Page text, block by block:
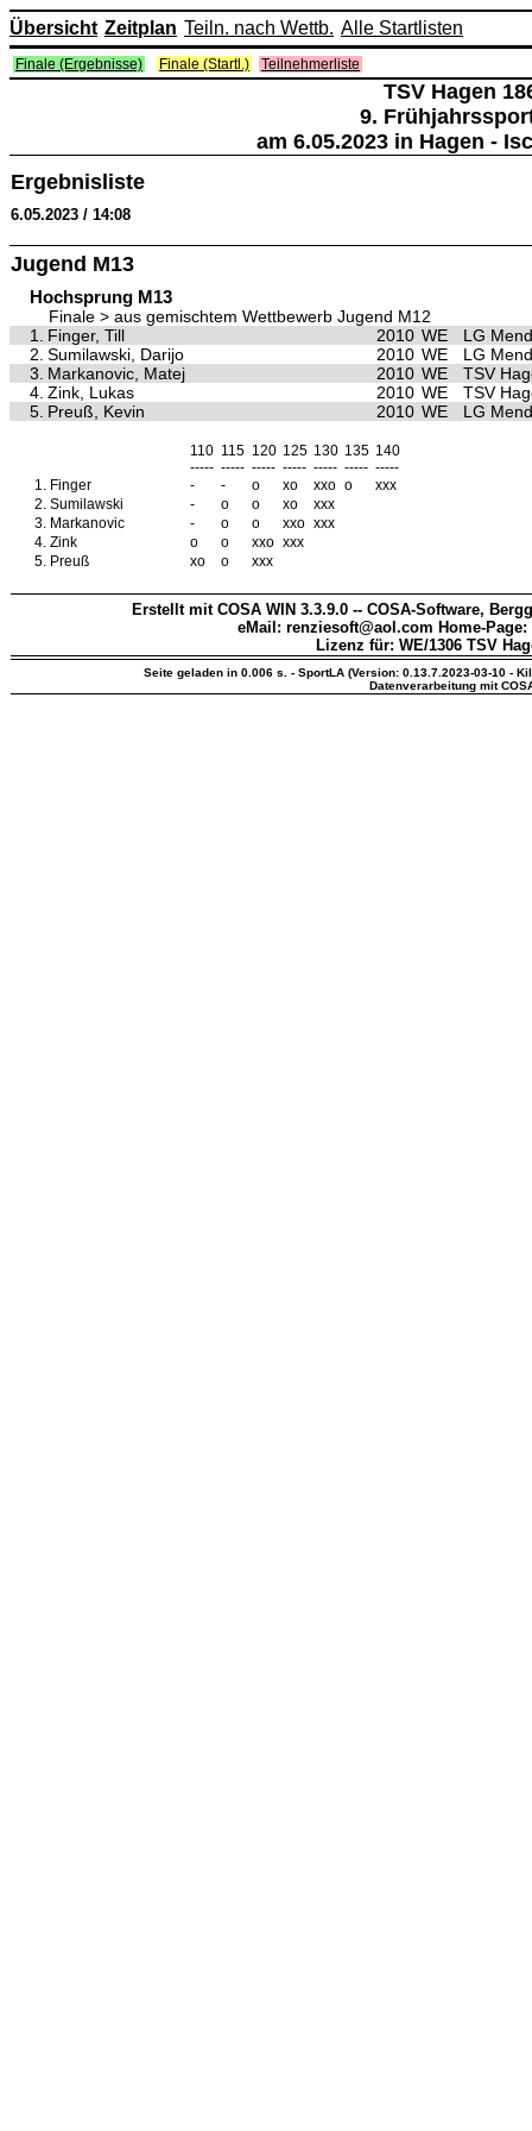
Übersicht Zeitplan Teiln. nach Wettb. Alle Startlisten
Finale (Ergebnisse) Finale (Startl.) Teilnehmerliste
TSV Hagen
9.
am 6.05.2023 in Hagen -
Ergebnisliste
6.05.2023 / 14:08
Jugend M13
Hochsprung M13
Finale > aus gemischtem Wettbewerb Jugend M12
1.
Finger, Till 2010 WE
LG
2. Sumilawski, Darijo 2010 WE
LG
3. Markanovic, Matej 2010 WE
TSV
4. Zink, Lukas 2010 WE
TSV
5. Preuß, Kevin 2010 WE LG
110 115 120 125 130 135 140
----- ----- ----- ----- ----- ----- -----
1. Finger - - o xo xxo o
xxx
2. Sumilawski - o o xo
xxx
3. Markanovic - o o xxo xxx
4. Zink o o xxo xxx
5. Preuß xo o xxx
Erstellt mit COSA WIN 3.3.9.0 -- COSA-Software,
eMail: renziesoft@aol.com Home-Page:
Lizenz für: WE/1306 TSV
Seite geladen in 0.006 s. - SportLA (Version: 0.13.7.2023-03-10 -
Datenverarbeitung mit